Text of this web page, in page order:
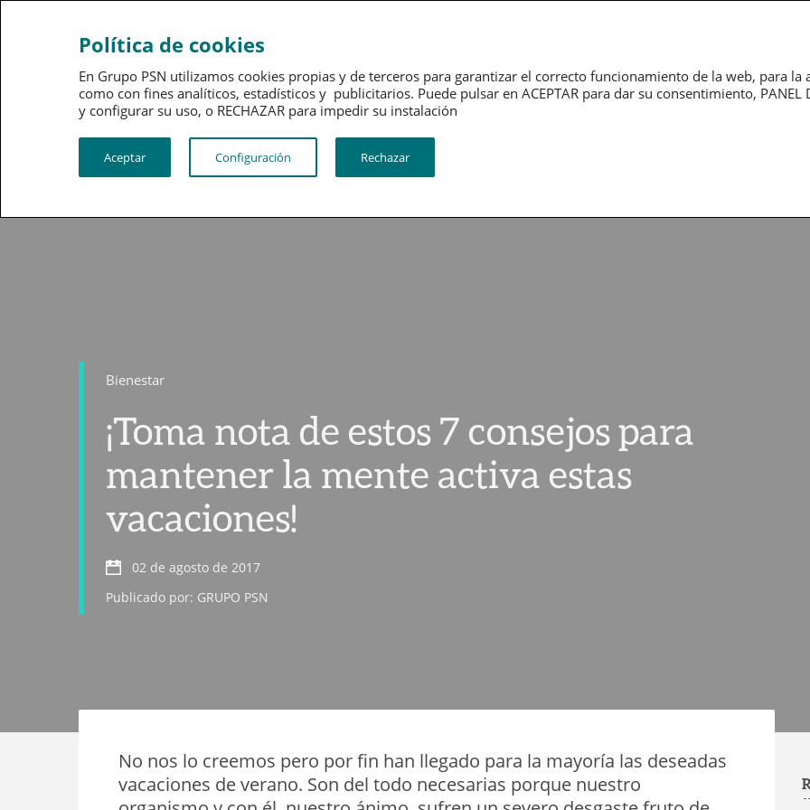
Ahorro
Bienestar
¡Toma nota de estos 7 consejos para
mantener la mente activa estas
vacaciones!
02 de agosto de 2017
Publicado por: GRUPO PSN
No nos lo creemos pero por fin han llegado para la mayoría las deseadas
vacaciones de verano. Son del todo necesarias porque nuestro
Política de cookies
En Grupo PSN utilizamos cookies propias y de terceros para garantizar el correcto funcionamiento de la web, para
como con fines analíticos, estadísticos y publicitarios. Puede pulsar en ACEPTAR para dar su consentimiento, PANEL
y configurar su uso, o RECHAZAR para impedir su instalación​​​​​​​
Aceptar Configuración Rechazar